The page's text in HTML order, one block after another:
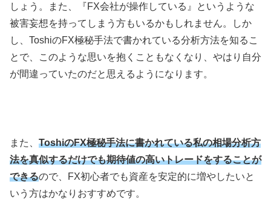
しょう。また、『FX会社が操作している』というような
被害妄想を持ってしまう方もいるかもしれません。しか
し、 ToshiのFX極秘手法で書かれている分析方法を知るこ
とで、このような思いを抱くこともなくなり、やはり自分
が間違っていたのだと思えるようになります。
また、 ToshiのFX極秘手法に書かれている私の相場分析方
法を真似するだけでも期待値の高いトレードをすることが
できるので、 FX初心者でも資産を安定的に増やしたいと
いう方はかなりおすすめです。